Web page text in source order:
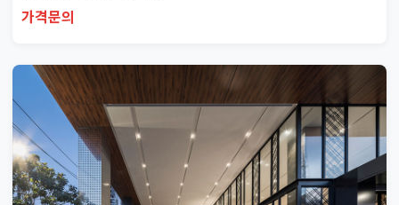
가격문의